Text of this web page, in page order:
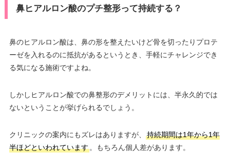
鼻ヒアルロン酸のプチ整形って持続する？
鼻のヒアルロン酸は、鼻の形を整えたいけど骨を切ったりプロテ
ーゼを入れるのに抵抗があるというとき、手軽にチャレンジでき
る気になる施術ですよね。
しかしヒアルロン酸での鼻整形のデメリットには、半永久的では
ないということが挙げられるでしょう。
クリニックの案内にもズレはありますが、
持続期間は1年から1年
半ほどといわれています。もちろん個人差があります。